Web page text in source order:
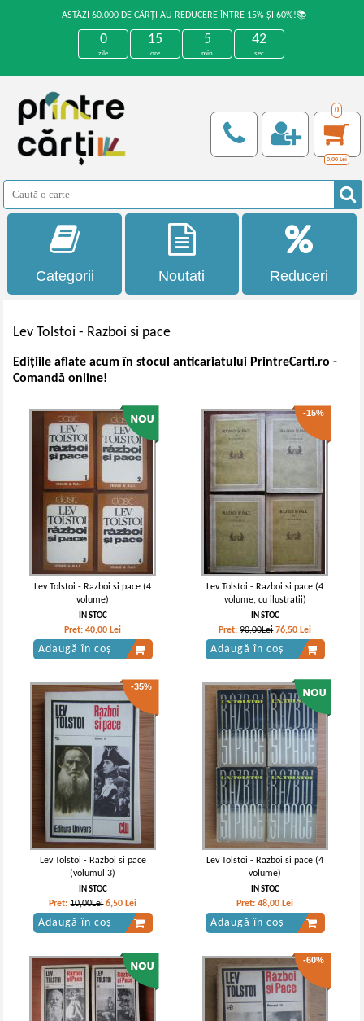
ASTĂZI 60.000 DE CĂRȚI AU REDUCERE ÎNTRE 15% ȘI 60%!📚
0
zile
15
ore
5
min
41
sec
0
0,00 Lei
Categorii Noutati Reduceri
Lev Tolstoi - Razboi si pace
Edițiile aflate acum în stocul anticariatului PrintreCarti.ro -
Comandă online!
Lev Tolstoi - Razboi si pace (4
volume)
IN STOC
Pret:40,00 Lei
Adaugă în coș
-15%
Lev Tolstoi - Razboi si pace (4
volume, cu ilustratii)
IN STOC
Pret:90,00Lei 76,50 Lei
Adaugă în coș
-35%
Lev Tolstoi - Razboi si pace
(volumul 3)
IN STOC
Pret:10,00Lei 6,50 Lei
Adaugă în coș
Lev Tolstoi - Razboi si pace (4
volume)
IN STOC
Pret:48,00 Lei
Adaugă în coș
-60%